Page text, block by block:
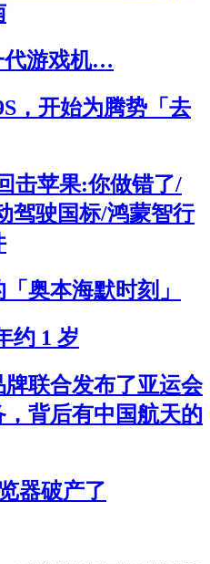
代游戏机…
，开始为腾势「去
击苹果:你做错了/
驾驶国标/鸿蒙智行
奥本海默时刻」
约 1 岁
联合发布了亚运会
背后有中国航天的
器破产了